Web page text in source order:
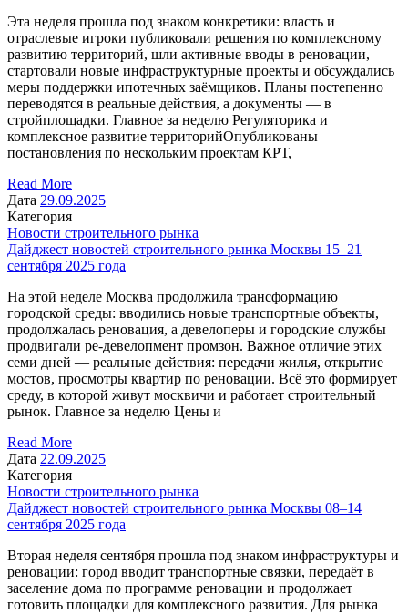
Эта неделя прошла под знаком конкретики: власть и
отраслевые игроки публиковали решения по комплексному
развитию территорий, шли активные вводы в реновации,
стартовали новые инфраструктурные проекты и обсуждались
меры поддержки ипотечных заёмщиков. Планы постепенно
переводятся в реальные действия, а документы — в
стройплощадки. Главное за неделю Регуляторика и
комплексное развитие территорийОпубликованы
постановления по нескольким проектам КРТ,
Read More
Дата 29.09.2025
Категория
Новости строительного рынка
Дайджест новостей строительного рынка Москвы 15–21
сентября 2025 года
На этой неделе Москва продолжила трансформацию
городской среды: вводились новые транспортные объекты,
продолжалась реновация, а девелоперы и городские службы
продвигали ре-девелопмент промзон. Важное отличие этих
семи дней — реальные действия: передачи жилья, открытие
мостов, просмотры квартир по реновации. Всё это формирует
среду, в которой живут москвичи и работает строительный
рынок. Главное за неделю Цены и
Read More
Дата 22.09.2025
Категория
Новости строительного рынка
Дайджест новостей строительного рынка Москвы 08–14
сентября 2025 года
Вторая неделя сентября прошла под знаком инфраструктуры и
реновации: город вводит транспортные связки, передаёт в
заселение дома по программе реновации и продолжает
готовить площадки для комплексного развития. Для рынка